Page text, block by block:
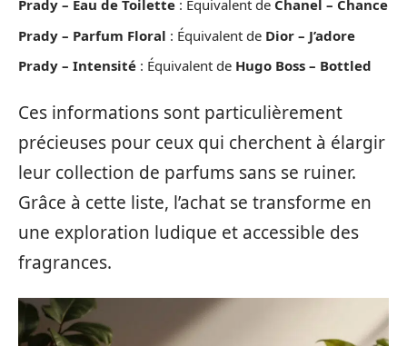
Prady – Eau de Toilette : Équivalent de Chanel – Chance
Prady – Parfum Floral : Équivalent de Dior – J’adore
Prady – Intensité : Équivalent de Hugo Boss – Bottled
Ces informations sont particulièrement
précieuses pour ceux qui cherchent à élargir
leur collection de parfums sans se ruiner.
Grâce à cette liste, l’achat se transforme en
une exploration ludique et accessible des
fragrances.